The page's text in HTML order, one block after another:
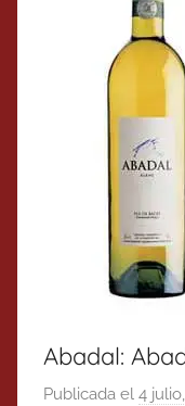
Abadal:
Publicada el 4